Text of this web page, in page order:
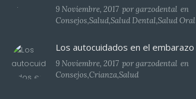
9 Noviembre, 2017 porgarzodental en
Consejos,Salud,Salud Dental,Salud Oral
Los autocuidados en el embarazo
9 Noviembre, 2017 porgarzodental en
Consejos,Crianza,Salud